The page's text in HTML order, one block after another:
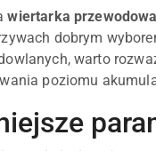
wiertarka przewodowa
dobrym
warto
poziomu